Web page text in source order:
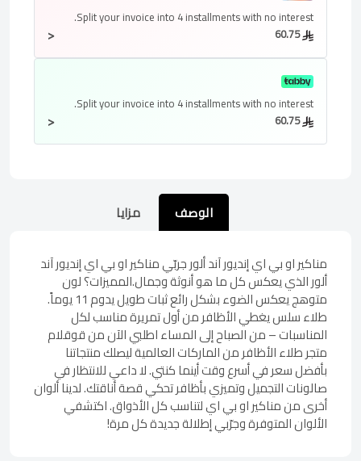
Split your invoice into 4 installmentswith no interest.
< 60.75
Split your invoice into 4 installmentswith no interest.
< 60.75
الوصف مزايا
مناكير او بي اي إنديور آند ألور جربّي مناكير او بي اي إنديور آند
ألور الذي يعكس كل ما هو أنوثة وجمال.المميزات؟ لون
متوهج يعكس الضوء بشكل رائع ثبات طويل يدوم 11 يوماً.
طلاء سلس يغطي الأظافر من أول تمريرة مناسب لكل
المناسبات – من الصباح إلى المساء اطلبي الآن من قوقلام
متجر طلاء الأظافر من الماركات العالمية ليصلك منتجاتنا
بأفضل سعر في أسرع وقت أينما كنتي. لا داعي للانتظار في
صالونات التجميل وتميزي بأظافر تحكي قصة أناقتك. لدينا ألوان
أخرى من مناكير او بي اي لتناسب كل الأذواق. اكتشفي
الألوان المتوفرة وجرّبي إطلالة جديدة كل مرة!